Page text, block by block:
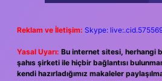
Reklam ve İletişim: Skype:
Yasal Uyarı: Bu internet sitesi, herhangi
şahıs şirketi ile hiçbir bağlantısı
kendi hazırladığımız makaleler